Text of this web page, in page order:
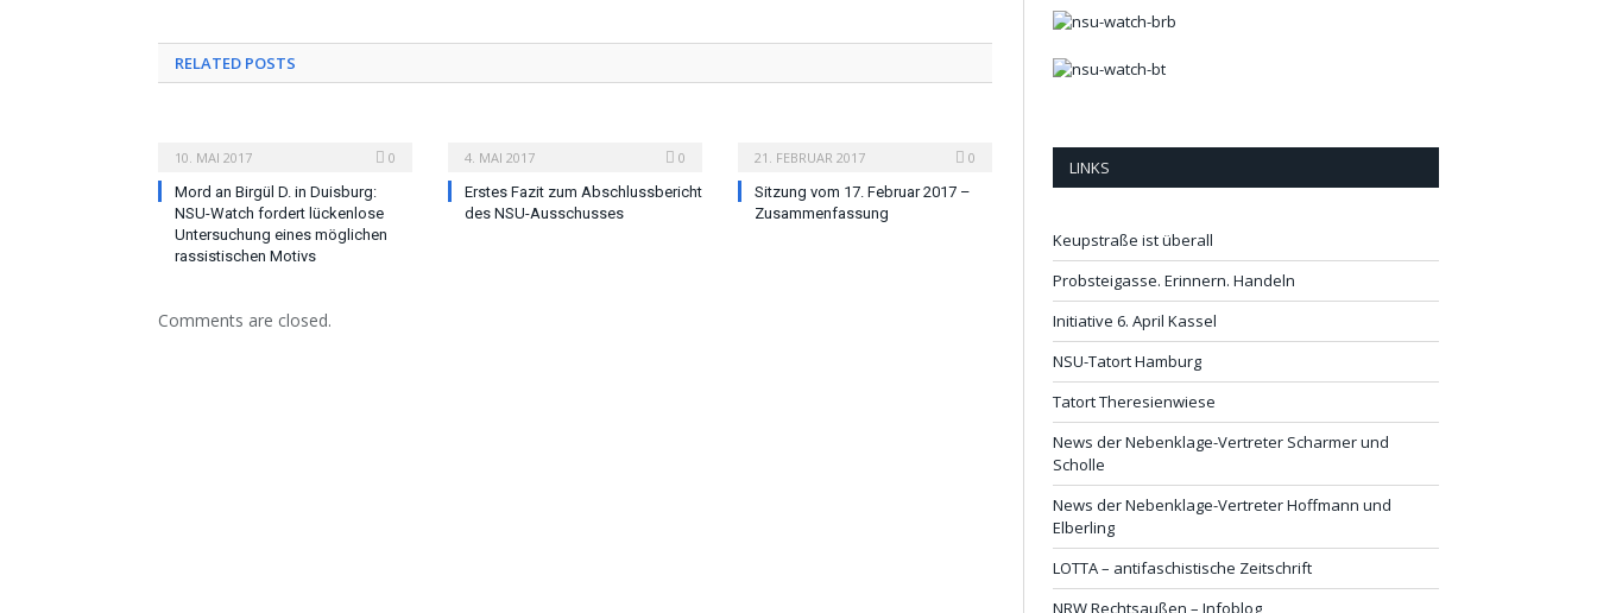
RELATED POSTS
10. MAI 2017
0
Mord an Birgül D. in Duisburg:
NSU-Watch fordert lückenlose
Untersuchung eines möglichen
rassistischen Motivs
4. MAI 2017
0
Erstes Fazit zum Abschlussbericht
des NSU-Ausschusses
21. FEBRUAR 2017
0
Sitzung vom 17. Februar 2017 –
Zusammenfassung
Comments are closed.
LINKS
Keupstraße ist überall
Probsteigasse. Erinnern. Handeln
Initiative 6. April Kassel
NSU-Tatort Hamburg
Tatort Theresienwiese
News der Nebenklage-Vertreter Scharmer und
Scholle
News der Nebenklage-Vertreter Hoffmann und
Elberling
LOTTA – antifaschistische Zeitschrift
NRW Rechtsaußen – Infoblog